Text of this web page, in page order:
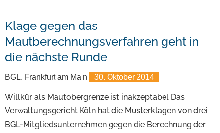
Klage gegen das
Mautberechnungsverfahren geht in
die nächste Runde
BGL, Frankfurt am Main 30. Oktober 2014
Willkür als Mautobergrenze ist inakzeptabel Das
Verwaltungsgericht Köln hat die Musterklagen von drei
BGL-Mitgliedsunternehmen gegen die Berechnung der